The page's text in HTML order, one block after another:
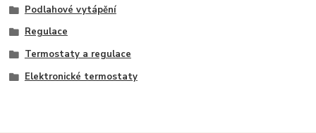
Podlahové vytápění
Regulace
Termostaty a regulace
Elektronické termostaty